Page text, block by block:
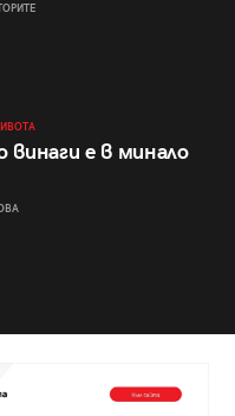
е в минало